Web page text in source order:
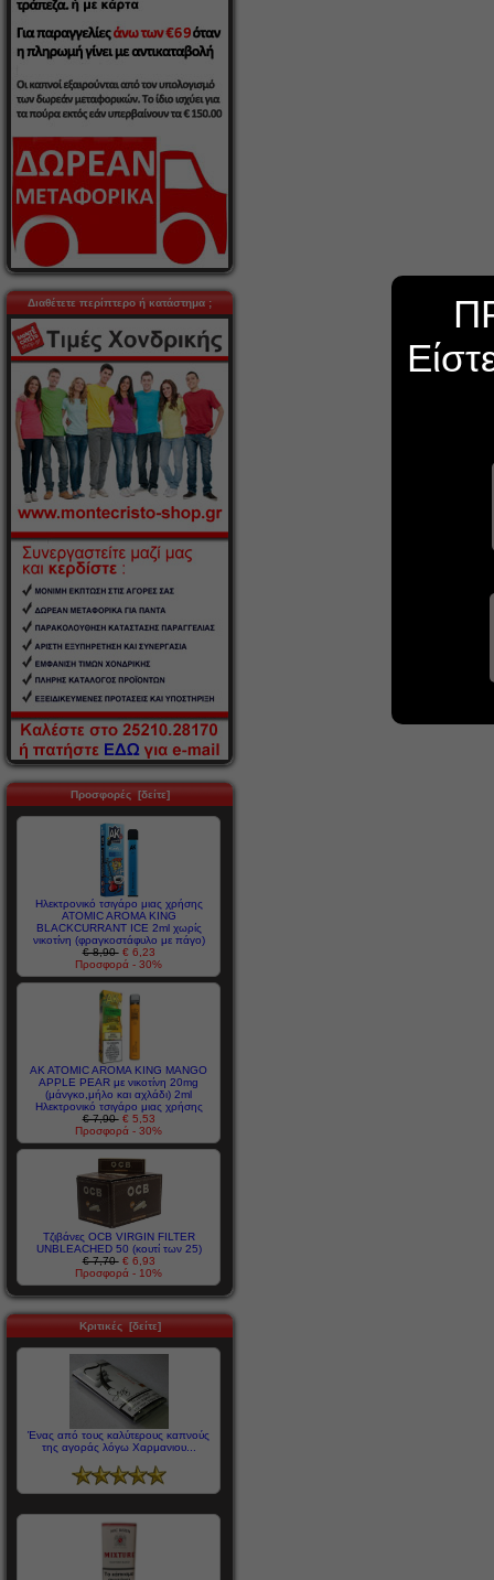
Διαθέτετε περίπτερο ή κατάστημα ;
Προσφορές [δείτε]
Ηλεκτρονικό τσιγάρο μιας χρήσης
ATOMIC AROMA KING
BLACKCURRANT ICE 2ml χωρίς
νικοτίνη (φραγκοστάφυλο με πάγο)
€ 8,90 € 6,23
Προσφορά - 30%
AK ATOMIC AROMA KING MANGO
APPLE PEAR με νικοτίνη 20mg
(μάνγκο,μήλο και αχλάδι) 2ml
Ηλεκτρονικό τσιγάρο μιας χρήσης
€ 7,90 € 5,53
Προσφορά - 30%
Τζιβάνες OCB VIRGIN FILTER
UNBLEACHED 50 (κουτί των 25)
€ 7,70 € 6,93
Προσφορά - 10%
Κριτικές [δείτε]
Ένας από τους καλύτερους καπνούς
της αγοράς λόγω Χαρμανιου...